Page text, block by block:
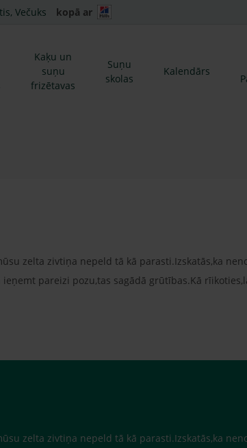
Večuks kopā ar
Kaķu un
suņu
frizētavas
Suņu
skolas
Kalendārs
zelta zivtiņa nepeld tā kā parasti.Izskatās,ka
pareizi pozu,tas sagādā grūtības.Kā
zelta zivtiņa nepeld tā kā parasti.Izskatās,ka